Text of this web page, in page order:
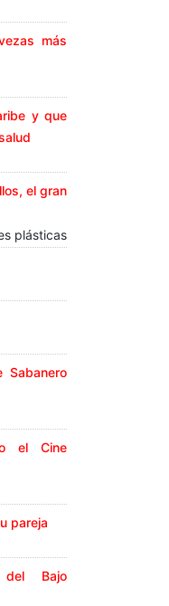
más
y que
el gran
plásticas
Sabanero
el Cine
pareja
Bajo